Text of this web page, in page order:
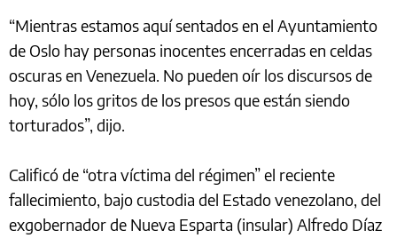
“Mientras estamos aquí sentados en el Ayuntamiento
de Oslo hay personas inocentes encerradas en celdas
oscuras en Venezuela. No pueden oír los discursos de
hoy, sólo los gritos de los presos que están siendo
torturados”, dijo.
Calificó de “otra víctima del régimen” el reciente
fallecimiento, bajo custodia del Estado venezolano, del
exgobernador de Nueva Esparta (insular) Alfredo Díaz